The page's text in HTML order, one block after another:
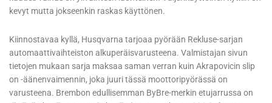
kevyt mutta jokseenkin raskas käyttönen.
Kiinnostavaa kyllä, Husqvarna tarjoaa pyörään Rekluse-sarjan
automaattivaihteiston alkuperäisvarusteena. Valmistajan sivun
tietojen mukaan sarja maksaa saman verran kuin Akrapovicin slip
on -äänenvaimennin, joka juuri tässä moottoripyörässä on
varusteena. Brembon edullisemman ByBre-merkin etujarrussa on